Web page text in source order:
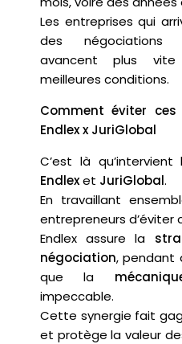
Les entreprises qui
des négociations
avancent plus
meilleures conditions.
Comment éviter
Endlex x JuriGlobal
C’est là
Endlexet JuriGlobal.
En travaillant
entrepreneurs d’éviter
Endlex assure la
négociation, pendant
que la
impeccable.
Cette synergie fait
et protège la valeur